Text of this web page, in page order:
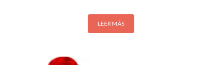
LEER MÁS